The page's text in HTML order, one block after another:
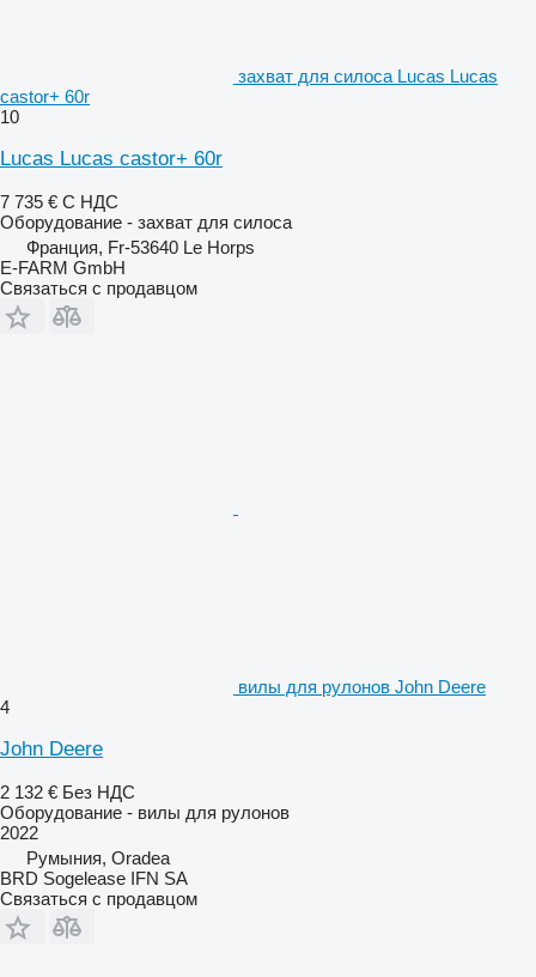
захват для силоса Lucas Lucas
castor+ 60r
10
Lucas Lucas castor+ 60r
7 735 € С НДС
Оборудование - захват для силоса
Франция, Fr-53640 Le Horps
E-FARM GmbH
Связаться с продавцом
вилы для рулонов John Deere
4
John Deere
2 132 € Без НДС
Оборудование - вилы для рулонов
2022
Румыния, Oradea
BRD Sogelease IFN SA
Связаться с продавцом